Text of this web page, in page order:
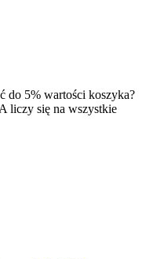
do 5% wartości koszyka?
liczy się na wszystkie